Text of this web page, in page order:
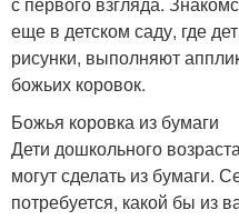
еще в детском саду, где
рисунки, выполняют
божьих коровок.
Божья коровка из бумаги
Дети дошкольного
могут сделать из бумаги.
потребуется, какой бы из